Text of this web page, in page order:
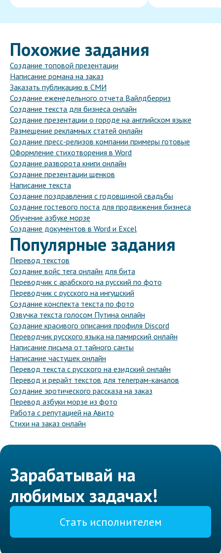
Похожие задания
Создание топовой презентации
Написание романа на заказ
Заказать публикацию в СМИ
Создание еженедельного отчета Вайлдберриз
Создание текста для бизнеса онлайн
Создание презентации о городе на английском языке
Размещение рекламных статей онлайн
Создание пресс-релизов компании примеры готовые
Оформление стихотворения в Word
Создание разворота книги онлайн
Создание презентации щенков
Написание текста
Создание поздравления с годовщиной свадьбы
Создание гостевого поста для продвижения бизнеса
Обучение азбуке морзе
Создание документов в Word и Excel
Популярные задания
Перевод текстов
Создание войс тега онлайн для бита
Переводчик с арабского на русский по фото
Переводчик с русского на ингушский
Создание конспекта текста по фото
Озвучка текста голосом Путина онлайн
Создание красивого описания профиля Discord
Переводчик русского языка на памирский онлайн
Написание письма от тайного санты
Написание частушек онлайн
Перевод текста с русского на езидский онлайн
Перевод и рерайт текстов для телеграм-каналов
Создание эротического рассказа на заказ
Перевод азбуки морзе из фото
Работа с репутацией на Авито
Стихи на заказ онлайн
Зарабатывай на
любимых задачах!
Стать исполнителем